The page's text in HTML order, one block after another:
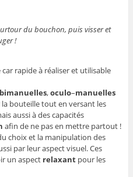
du bouchon, puis visser et
!
rapide à réaliser et utilisable
bimanuelles,oculo–manuelles
bouteille tout en versant les
aussi à des capacités
afin de ne pas en mettre partout !
choix et la manipulation des
par leur aspect visuel. Ces
un aspect relaxantpour les